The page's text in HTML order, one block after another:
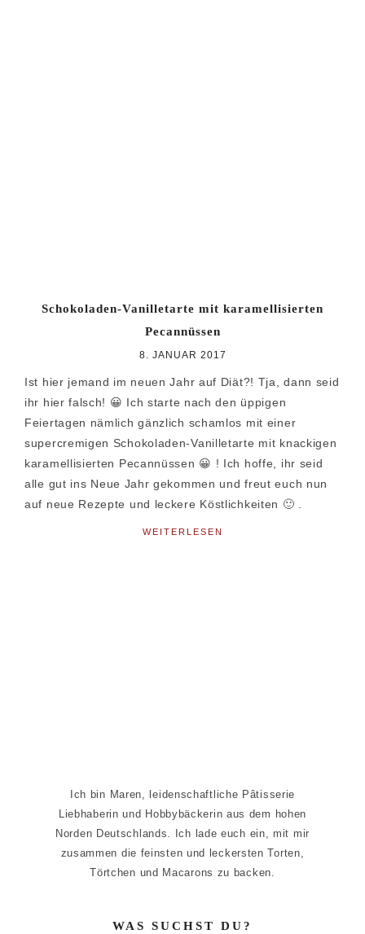
Schokoladen-Vanilletarte mit karamellisierten
Pecannüssen
8. JANUAR 2017
Ist hier jemand im neuen Jahr auf Diät?! Tja, dann seid
ihr hier falsch! 😀 Ich starte nach den üppigen
Feiertagen nämlich gänzlich schamlos mit einer
supercremigen Schokoladen-Vanilletarte mit knackigen
karamellisierten Pecannüssen 😀 ! Ich hoffe, ihr seid
alle gut ins Neue Jahr gekommen und freut euch nun
auf neue Rezepte und leckere Köstlichkeiten 🙂 .
WEITERLESEN
Ich bin Maren, leidenschaftliche Pâtisserie
Liebhaberin und Hobbybäckerin aus dem hohen
Norden Deutschlands. Ich lade euch ein, mit mir
zusammen die feinsten und leckersten Torten,
Törtchen und Macarons zu backen.
WAS SUCHST DU?